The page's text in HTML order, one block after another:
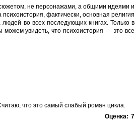
не персонажами, а общими идеями и
психоистория, фактически, основная религия
во всех последующих книгах. Только в
увидеть, что психоистория — это все
что это самый слабый роман цикла.
Оценка: 7